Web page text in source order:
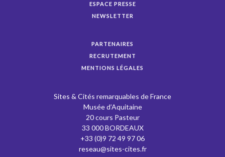
ESPACE PRESSE
NEWSLETTER
PARTENAIRES
RECRUTEMENT
MENTIONS LÉGALES
Sites & Cités remarquables de France
Musée d’Aquitaine
20 cours Pasteur
33 000 BORDEAUX
+33 (0)9 72 49 97 06
reseau@sites-cites.fr